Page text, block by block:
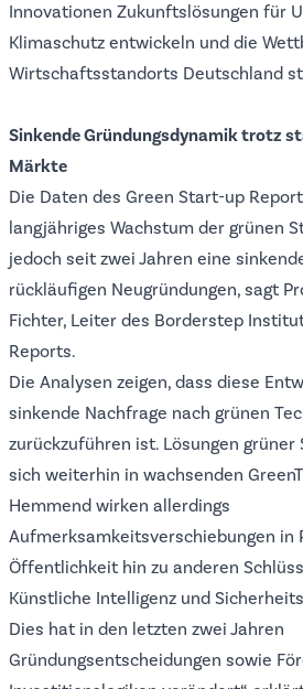
Innovationen Zukunftslösungen für
Klimaschutz entwickeln und die
Wirtschaftsstandorts Deutschland
Sinkende Gründungsdynamik trotz
Märkte
Die Daten des Green Start-up
langjähriges Wachstum der grünen
jedoch seit zwei Jahren eine
rückläufigen Neugründungen, sagt
Fichter, Leiter des Borderstep
Reports.
Die Analysen zeigen, dass diese
sinkende Nachfrage nach grünen
zurückzuführen ist. Lösungen
sich weiterhin in wachsenden
Hemmend wirken allerdings
Aufmerksamkeitsverschiebungen in
Öffentlichkeit hin zu anderen
Künstliche Intelligenz und
Dies hat in den letzten zwei Jahren
Gründungsentscheidungen sowie